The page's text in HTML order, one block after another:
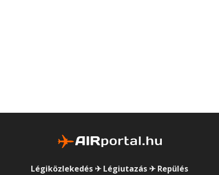
Légiközlekedés ✈ Légiutazás ✈ Repülés